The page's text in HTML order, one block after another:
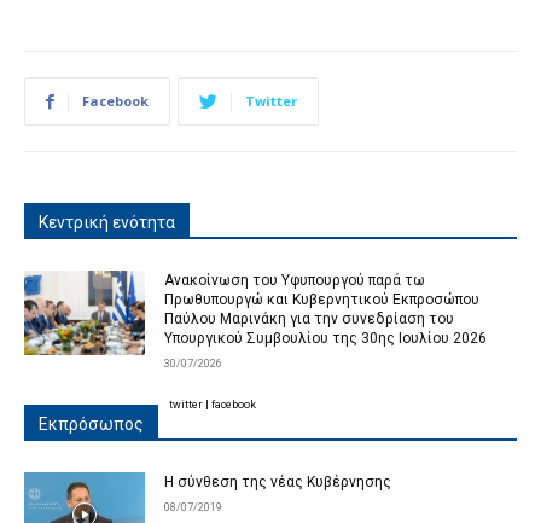
Facebook Twitter
Κεντρική ενότητα
Ανακοίνωση του Υφυπουργού παρά τω
Πρωθυπουργώ και Κυβερνητικού Εκπροσώπου
Παύλου Μαρινάκη για την συνεδρίαση του
Υπουργικού Συμβουλίου της 30ης Ιουλίου 2026
30/07/2026
Εκπρόσωπος
Η σύνθεση της νέας Κυβέρνησης
08/07/2019
twitter facebook